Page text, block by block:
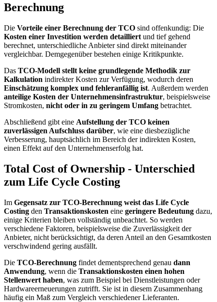
Berechnung
Die Vorteile einer Berechnung der TCO sind offenkundig: Die
Kosten einer Investition werden detailliert und tief gehend
berechnet, unterschiedliche Anbieter sind direkt miteinander
vergleichbar. Demgegenüber bestehen einige Kritikpunkte.
Das TCO-Modell stellt keine grundlegende Methodik zur
Kalkulation indirekter Kosten zur Verfügung, wodurch deren
Einschätzung komplex und fehleranfällig ist. Außerdem werden
anteilige Kosten der Unternehmensinfrastruktur, beispielsweise
Stromkosten, nicht oder in zu geringem Umfang betrachtet.
Abschließend gibt eine Aufstellung der TCO keinen
zuverlässigen Aufschluss darüber, wie eine diesbezügliche
Verbesserung, hauptsächlich im Bereich der indirekten Kosten,
einen Effekt auf den Unternehmenserfolg hat.
Total Cost of Ownership - Unterschied
zum Life Cycle Costing
Im Gegensatz zur TCO-Berechnung weist das Life Cycle
Costing den Transaktionskosten eine geringere Bedeutung dazu,
einige Kriterien bleiben vollständig unbeachtet. So werden
verschiedene Faktoren, beispielsweise die Zuverlässigkeit der
Anbieter, nicht berücksichtigt, da deren Anteil an den Gesamtkosten
verschwindend gering ausfällt.
Die TCO-Berechnung findet dementsprechend genau dann
Anwendung, wenn die Transaktionskosten einen hohen
Stellenwert haben, was zum Beispiel bei Dienstleistungen oder
Hardwareerneuerungen zutrifft. Sie ist in diesem Zusammenhang
häufig ein Maß zum Vergleich verschiedener Lieferanten.